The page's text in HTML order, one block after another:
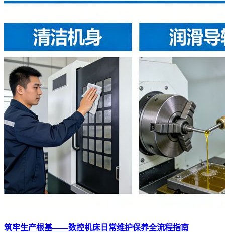
筑牢生产根基——数控机床日常维护保养全流程指南